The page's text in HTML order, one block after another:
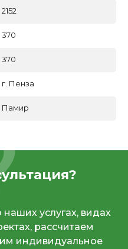
2152
370
370
г. Пенза
Памир
услугах, видах
рассчитаем
индивидуальное